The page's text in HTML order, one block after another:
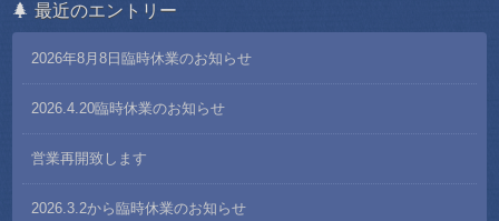
最近のエントリー
2026年8月8日臨時休業のお知らせ
2026.4.20臨時休業のお知らせ
営業再開致します
2026.3.2から臨時休業のお知らせ